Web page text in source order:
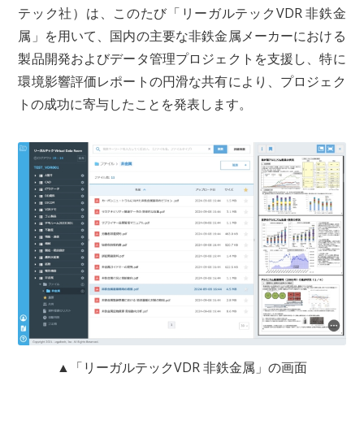
テック社）は、このたび「リーガルテックVDR 非鉄金
属」を用いて、国内の主要な非鉄金属メーカーにおける
製品開発およびデータ管理プロジェクトを支援し、特に
環境影響評価レポートの円滑な共有により、プロジェク
トの成功に寄与したことを発表します。
▲「リーガルテックVDR 非鉄金属」の画面